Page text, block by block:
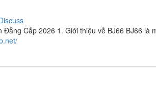
Cấp 2026 1. Giới thiệu về BJ66 BJ66 là